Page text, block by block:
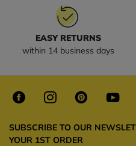
EASY RETURNS
within 14 business days
SUBSCRIBE TO OUR
YOUR 1ST ORDER